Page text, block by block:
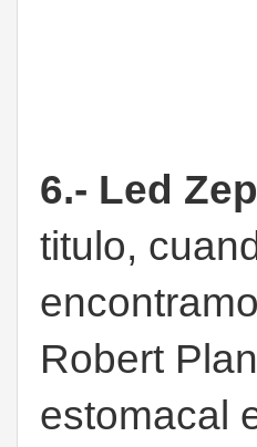
6.- Led
titulo,
Robert
estomacal